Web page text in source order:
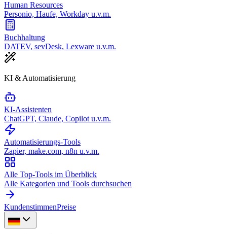
Human Resources
Personio, Haufe, Workday u.v.m.
Buchhaltung
DATEV, sevDesk, Lexware u.v.m.
KI & Automatisierung
KI-Assistenten
ChatGPT, Claude, Copilot u.v.m.
Automatisierungs-Tools
Zapier, make.com, n8n u.v.m.
Alle Top-Tools im Überblick
Alle Kategorien und Tools durchsuchen
KundenstimmenPreise